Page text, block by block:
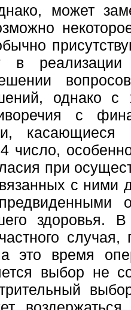
может
в
однако
с
касающиеся
число,
при
с
здоровья. В
это время
выбор не